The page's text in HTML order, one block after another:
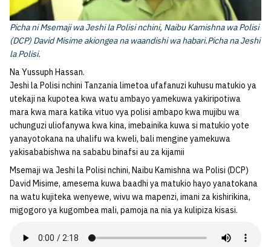
Picha ni Msemaji wa Jeshi la Polisi nchini, Naibu Kamishna wa Polisi
(DCP) David Misime akiongea na waandishi wa habari.Picha na Jeshi
la Polisi.
Na Yussuph Hassan.
Jeshi la Polisi nchini Tanzania limetoa ufafanuzi kuhusu matukio ya
utekaji na kupotea kwa watu ambayo yamekuwa yakiripotiwa
mara kwa mara katika vituo vya polisi ambapo kwa mujibu wa
uchunguzi uliofanywa kwa kina, imebainika kuwa si matukio yote
yanayotokana na uhalifu wa kweli, bali mengine yamekuwa
yakisababishwa na sababu binafsi au za kijamii
Msemaji wa Jeshi la Polisi nchini, Naibu Kamishna wa Polisi (DCP)
David Misime, amesema kuwa baadhi ya matukio hayo yanatokana
na watu kujiteka wenyewe, wivu wa mapenzi, imani za kishirikina,
migogoro ya kugombea mali, pamoja na nia ya kulipiza kisasi.